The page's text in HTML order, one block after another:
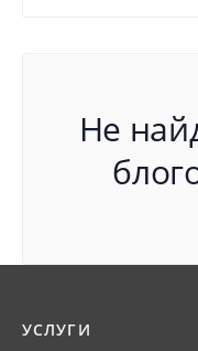
Не
УСЛУГИ